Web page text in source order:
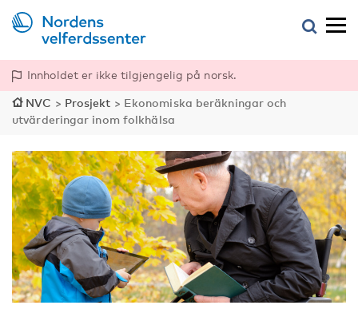
Innholdet er ikke tilgjengelig på norsk.
NVC > Prosjekt > Ekonomiska beräkningar och
utvärderingar inom folkhälsa